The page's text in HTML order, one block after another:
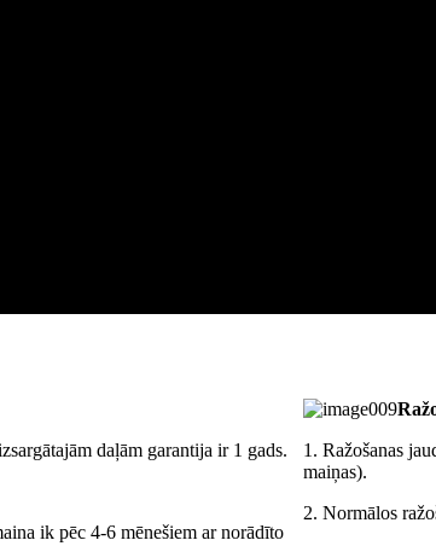
daļām garantija ir 1 gads.
ik pēc 4-6 mēnešiem ar norādīto
1. Ražošanas
maiņas).
2. Normālos